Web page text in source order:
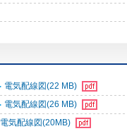
電気配線図(22 MB)
電気配線図(26 MB)
電気配線図(20MB)